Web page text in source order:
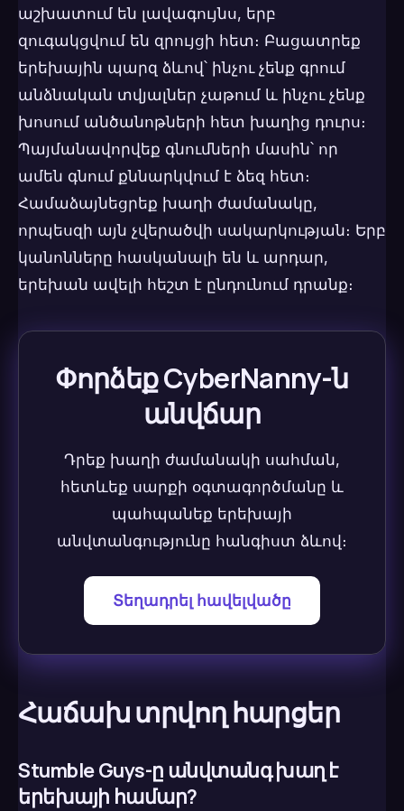
աշխատում են լավագույնս, երբ
զուգակցվում են զրույցի հետ։ Բացատրեք
երեխային պարզ ձևով՝ ինչու չենք գրում
անձնական տվյալներ չաթում և ինչու չենք
խոսում անծանոթների հետ խաղից դուրս։
Պայմանավորվեք գնումների մասին՝ որ
ամեն գնում քննարկվում է ձեզ հետ։
Համաձայնեցրեք խաղի ժամանակը,
որպեսզի այն չվերածվի սակարկության։ Երբ
կանոնները հասկանալի են և արդար,
երեխան ավելի հեշտ է ընդունում դրանք։
Փորձեք CyberNanny-ն
անվճար
Դրեք խաղի ժամանակի սահման,
հետևեք սարքի օգտագործմանը և
պահպանեք երեխայի
անվտանգությունը հանգիստ ձևով։
Տեղադրել հավելվածը
Հաճախ տրվող հարցեր
Stumble Guys-ը անվտանգ խաղ է
երեխայի համար?